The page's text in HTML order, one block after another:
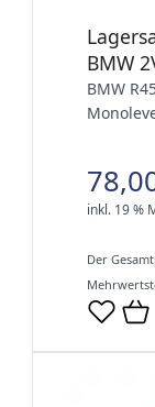
BMW
BMW
inkl. 19 %
Der